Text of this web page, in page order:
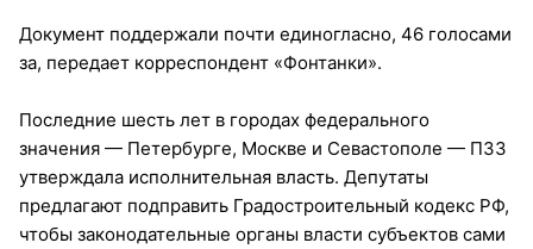
Документ поддержали почти единогласно, 46 голосами
за, передает корреспондент «Фонтанки».
Последние шесть лет в городах федерального
значения — Петербурге, Москве и Севастополе — ПЗЗ
утверждала исполнительная власть. Депутаты
предлагают подправить Градостроительный кодекс РФ,
чтобы законодательные органы власти субъектов сами